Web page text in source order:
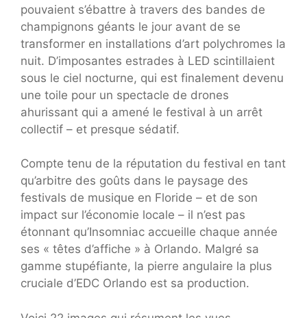
pouvaient s’ébattre à travers des bandes de
champignons géants le jour avant de se
transformer en installations d’art polychromes la
nuit. D’imposantes estrades à LED scintillaient
sous le ciel nocturne, qui est finalement devenu
une toile pour un spectacle de drones
ahurissant qui a amené le festival à un arrêt
collectif – et presque sédatif.
Compte tenu de la réputation du festival en tant
qu’arbitre des goûts dans le paysage des
festivals de musique en Floride – et de son
impact sur l’économie locale – il n’est pas
étonnant qu’Insomniac accueille chaque année
ses « têtes d’affiche » à Orlando. Malgré sa
gamme stupéfiante, la pierre angulaire la plus
cruciale d’EDC Orlando est sa production.